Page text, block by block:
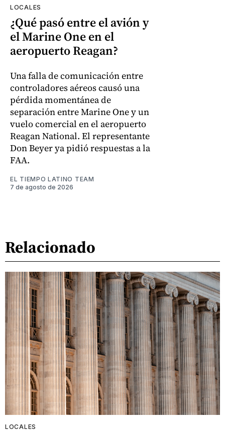
LOCALES
¿Qué pasó entre el avión y
el Marine One en el
aeropuerto Reagan?
Una falla de comunicación entre
controladores aéreos causó una
pérdida momentánea de
separación entre Marine One y un
vuelo comercial en el aeropuerto
Reagan National. El representante
Don Beyer ya pidió respuestas a la
FAA.
EL TIEMPO LATINO TEAM
7 de agosto de 2026
Relacionado
LOCALES